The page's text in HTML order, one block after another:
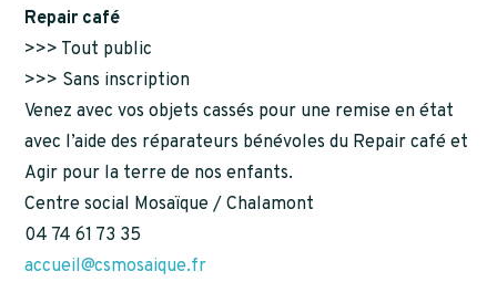
Repair café
>>> Tout public
>>> Sans inscription
Venez avec vos objets cassés pour une remise en état
avec l’aide des réparateurs bénévoles du Repair café et
Agir pour la terre de nos enfants.
Centre social Mosaïque / Chalamont
04 74 61 73 35
accueil@csmosaique.fr